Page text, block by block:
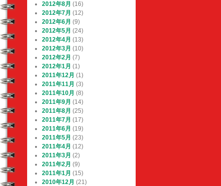
2012年8月 (16)
2012年7月 (12)
2012年6月 (9)
2012年5月 (24)
2012年4月 (13)
2012年3月 (10)
2012年2月 (7)
2012年1月 (1)
2011年12月 (1)
2011年11月 (3)
2011年10月 (8)
2011年9月 (14)
2011年8月 (25)
2011年7月 (17)
2011年6月 (19)
2011年5月 (23)
2011年4月 (12)
2011年3月 (2)
2011年2月 (9)
2011年1月 (15)
2010年12月 (21)